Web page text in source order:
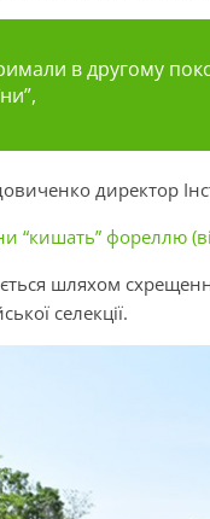
в другому
директор
“кишать” фореллю
шляхом
селекції.